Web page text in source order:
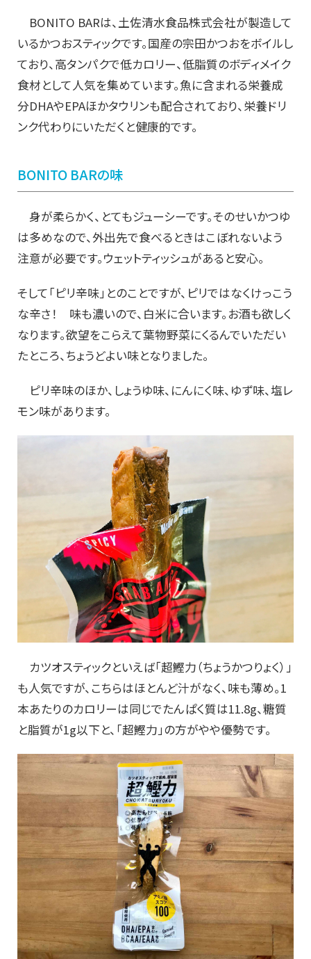
BONITO BARは、土佐清水食品株式会社が製造して
いるかつおスティックです。国産の宗田かつおをボイルし
ており、高タンパクで低カロリー、低脂質のボディメイク
食材として人気を集めています。魚に含まれる栄養成
分DHAやEPAほかタウリンも配合されており、栄養ドリ
ンク代わりにいただくと健康的です。
BONITO BARの味
身が柔らかく、とてもジューシーです。そのせいかつゆ
は多めなので、外出先で食べるときはこぼれないよう
注意が必要です。ウェットティッシュがあると安心。
そして「ピリ辛味」とのことですが、ピリではなくけっこう
な辛さ！ 味も濃いので、白米に合います。お酒も欲しく
なります。欲望をこらえて葉物野菜にくるんでいただい
たところ、ちょうどよい味となりました。
ピリ辛味のほか、しょうゆ味、にんにく味、ゆず味、塩レ
モン味があります。
カツオスティックといえば「超鰹力（ちょうかつりょく）」
も人気ですが、こちらはほとんど汁がなく、味も薄め。1
本あたりのカロリーは同じでたんぱく質は11.8g、糖質
と脂質が1g以下と、「超鰹力」の方がやや優勢です。